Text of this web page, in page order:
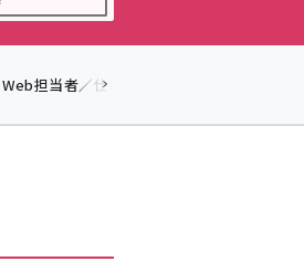
Web担当者／仕事